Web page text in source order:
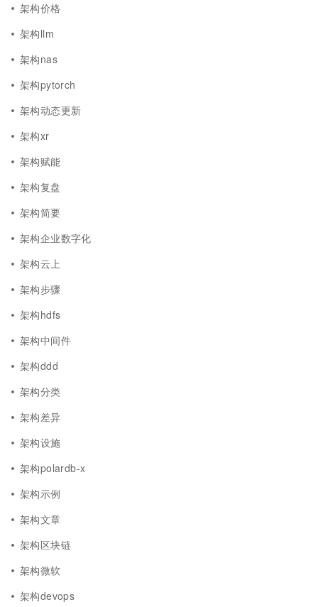
架构价格
架构llm
架构nas
架构pytorch
架构动态更新
架构xr
架构赋能
架构复盘
架构简要
架构企业数字化
架构云上
架构步骤
架构hdfs
架构中间件
架构ddd
架构分类
架构差异
架构设施
架构polardb-x
架构示例
架构文章
架构区块链
架构微软
架构devops